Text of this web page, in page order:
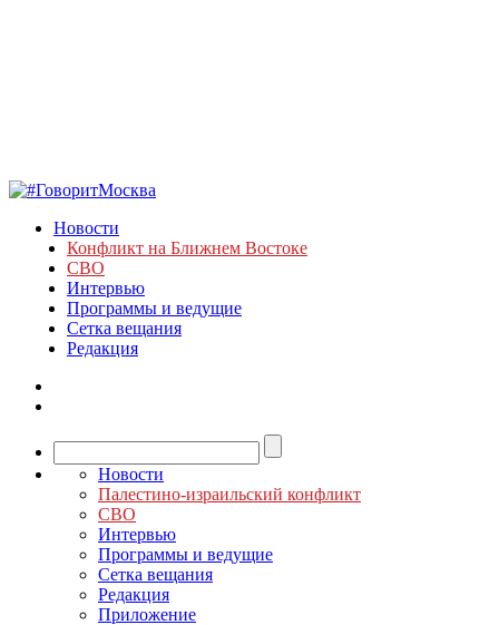
Новости
Конфликт на Ближнем Востоке
СВО
Интервью
Программы и ведущие
Сетка вещания
Редакция
Новости
Палестино-израильский конфликт
СВО
Интервью
Программы и ведущие
Сетка вещания
Редакция
Приложение